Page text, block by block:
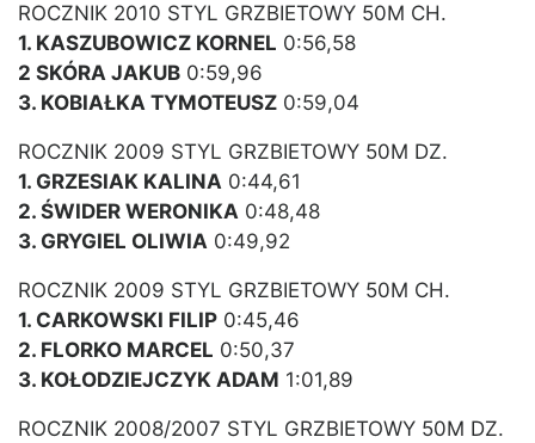
ROCZNIK 2010 STYL GRZBIETOWY 50M CH.
1. KASZUBOWICZ KORNEL 0:56,58
2 SKÓRA JAKUB 0:59,96
3. KOBIAŁKA TYMOTEUSZ 0:59,04
ROCZNIK 2009 STYL GRZBIETOWY 50M DZ.
1. GRZESIAK KALINA 0:44,61
2. ŚWIDER WERONIKA 0:48,48
3. GRYGIEL OLIWIA 0:49,92
ROCZNIK 2009 STYL GRZBIETOWY 50M CH.
1. CARKOWSKI FILIP 0:45,46
2. FLORKO MARCEL 0:50,37
3. KOŁODZIEJCZYK ADAM 1:01,89
ROCZNIK 2008/2007 STYL GRZBIETOWY 50M DZ.